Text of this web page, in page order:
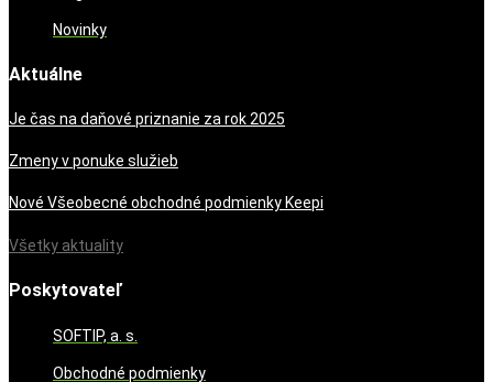
Novinky
Aktuálne
Je čas na daňové priznanie za rok 2025
Zmeny v ponuke služieb
Nové Všeobecné obchodné podmienky Keepi
Všetky aktuality
Poskytovateľ
SOFTIP, a. s.
Obchodné podmienky